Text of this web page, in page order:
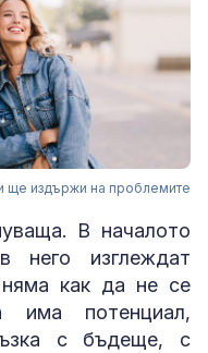
ще издържи на проблемите
В началото
него изглеждат
как да не се
има потенциал,
с бъдеще, с